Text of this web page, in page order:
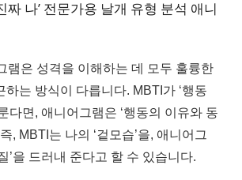
짜 나’ 전문가용 날개 유형 분석 애니
램은 성격을 이해하는 데 모두 훌륭한
하는 방식이 다릅니다. MBTI가 ‘행동
다면, 애니어그램은 ‘행동의 이유와 동
, MBTI는 나의 ‘겉모습’을, 애니어그
’을 드러내 준다고 할 수 있습니다.